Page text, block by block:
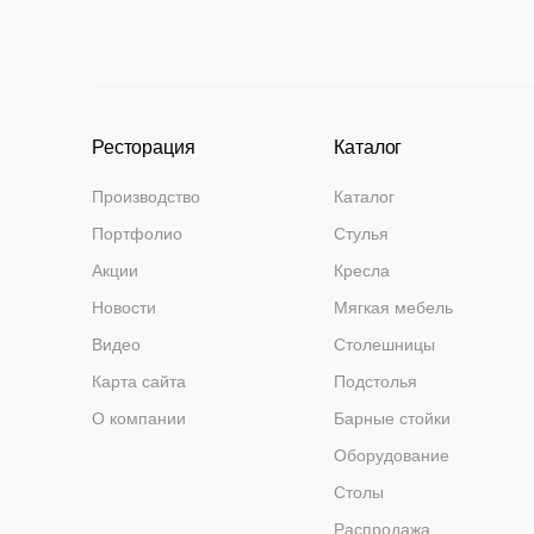
Ресторация
Производство
Портфолио
Акции
Новости
Видео
Карта сайта
О компании
Каталог
Каталог
Стулья
Кресла
Мягкая мебель
Столешницы
Подстолья
Барные стойки
Оборудование
Столы
Распродажа